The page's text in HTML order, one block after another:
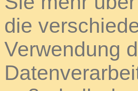
die
Verwendung